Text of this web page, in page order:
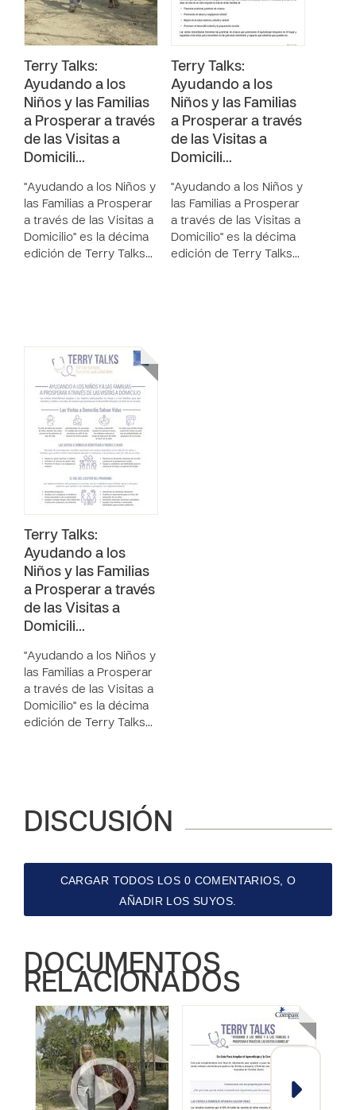
Terry Talks:
Ayudando a los
Niños y las Familias
a Prosperar a través
de las Visitas a
Domicili…
"Ayudando a los Niños y
las Familias a Prosperar
a través de las Visitas a
Domicilio" es la décima
edición de Terry Talks…
Terry Talks:
Ayudando a los
Niños y las Familias
a Prosperar a través
de las Visitas a
Domicili…
"Ayudando a los Niños y
las Familias a Prosperar
a través de las Visitas a
Domicilio" es la décima
edición de Terry Talks…
Terry Talks:
Ayudando a los
Niños y las Familias
a Prosperar a través
de las Visitas a
Domicili…
"Ayudando a los Niños y
las Familias a Prosperar
a través de las Visitas a
Domicilio" es la décima
edición de Terry Talks…
DISCUSIÓN
CARGAR TODOS LOS 0 COMENTARIOS, O
AÑADIR LOS SUYOS.
DOCUMENTOS
RELACIONADOS